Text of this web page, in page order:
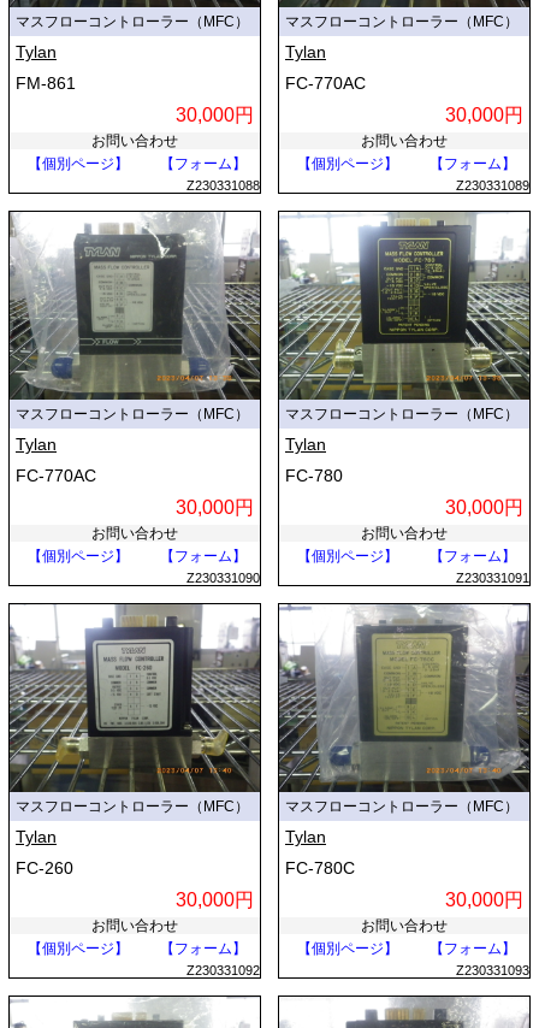
マスフローコントローラー（MFC）
Tylan
FM-861
30,000円
お問い合わせ
【個別ページ】
【フォーム】
Z230331088
マスフローコントローラー（MFC）
Tylan
FC-770AC
30,000円
お問い合わせ
【個別ページ】
【フォーム】
Z230331089
マスフローコントローラー（MFC）
Tylan
FC-770AC
30,000円
お問い合わせ
【個別ページ】
【フォーム】
Z230331090
マスフローコントローラー（MFC）
Tylan
FC-780
30,000円
お問い合わせ
【個別ページ】
【フォーム】
Z230331091
マスフローコントローラー（MFC）
Tylan
FC-260
30,000円
お問い合わせ
【個別ページ】
【フォーム】
Z230331092
マスフローコントローラー（MFC）
Tylan
FC-780C
30,000円
お問い合わせ
【個別ページ】
【フォーム】
Z230331093